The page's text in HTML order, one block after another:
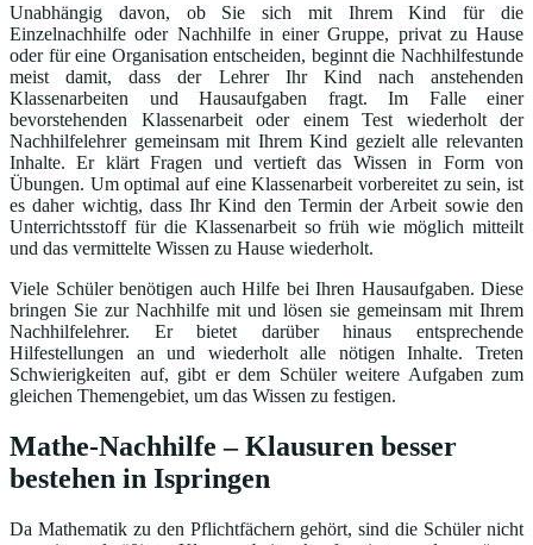
Unabhängig davon, ob Sie sich mit Ihrem Kind für die
Einzelnachhilfe oder Nachhilfe in einer Gruppe, privat zu Hause
oder für eine Organisation entscheiden, beginnt die Nachhilfestunde
meist damit, dass der Lehrer Ihr Kind nach anstehenden
Klassenarbeiten und Hausaufgaben fragt. Im Falle einer
bevorstehenden Klassenarbeit oder einem Test wiederholt der
Nachhilfelehrer gemeinsam mit Ihrem Kind gezielt alle relevanten
Inhalte. Er klärt Fragen und vertieft das Wissen in Form von
Übungen. Um optimal auf eine Klassenarbeit vorbereitet zu sein, ist
es daher wichtig, dass Ihr Kind den Termin der Arbeit sowie den
Unterrichtsstoff für die Klassenarbeit so früh wie möglich mitteilt
und das vermittelte Wissen zu Hause wiederholt.
Viele Schüler benötigen auch Hilfe bei Ihren Hausaufgaben. Diese
bringen Sie zur Nachhilfe mit und lösen sie gemeinsam mit Ihrem
Nachhilfelehrer. Er bietet darüber hinaus entsprechende
Hilfestellungen an und wiederholt alle nötigen Inhalte. Treten
Schwierigkeiten auf, gibt er dem Schüler weitere Aufgaben zum
gleichen Themengebiet, um das Wissen zu festigen.
Mathe-Nachhilfe – Klausuren besser
bestehen in Ispringen
Da Mathematik zu den Pflichtfächern gehört, sind die Schüler nicht